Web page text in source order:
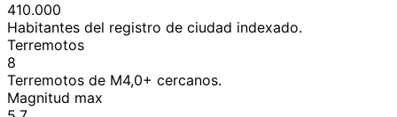
410.000
Habitantes del registro de ciudad indexado.
Terremotos
8
Terremotos de M4,0+ cercanos.
Magnitud max